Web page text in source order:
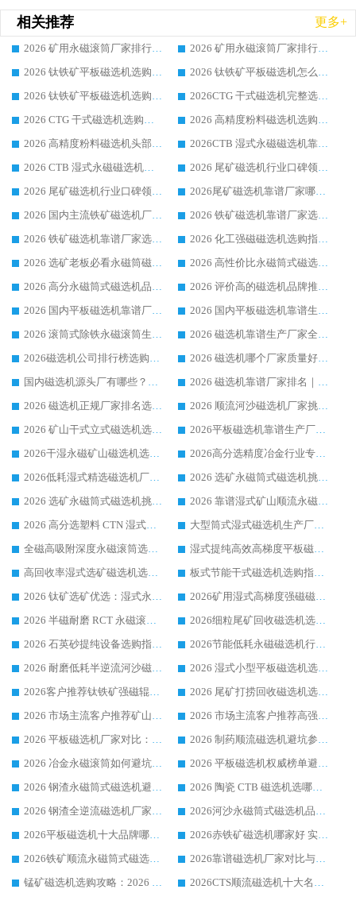
相关推荐 更多+
2026 矿用永磁滚筒厂家排行榜选购干货指南 行业口碑标杆华体会手机网页版-华体会(中国) 实力出众
2026 矿用永磁滚筒厂家排行榜选购指南，行业口碑领域强者华体会手机网页版-华体会(中国)
2026 钛铁矿平板磁选机选购全攻略 市场公认优质品牌厂家实力排行榜
2026 钛铁矿平板磁选机怎么选 靠谱生产企业实力排行榜选购参考攻略
2026 钛铁矿平板磁选机选购指南 行业口碑优选品牌生产企业实力排行榜
2026CTG 干式磁选机完整选购指南 行业口碑顶尖靠谱生产龙头厂家实力推荐
2026 CTG 干式磁选机选购指南|行业口碑靠谱生产厂家领域强者推荐
2026 高精度粉料磁选机选购全攻略 行业优质品牌华体会手机网页版-华体会(中国) 实力深度解析
2026 高精度粉料磁选机头部厂家选购指南 行业口碑靠谱品牌推荐 领域强者华体会手机网页版-华体会(中国) 解析
2026CTB 湿式永磁磁选机靠谱厂家实力排行榜 铁矿选矿设备采购全流程选购指南
2026 CTB 湿式永磁磁选机选购指南|行业口碑良好品牌推荐，领域强者华体会手机网页版-华体会(中国)
2026 尾矿磁选机行业口碑领域强者，源头直供国内主流厂家华体会手机网页版-华体会(中国) 一站式服务
2026 尾矿磁选机行业口碑领域强者，源头直供国内主流厂家华体会手机网页版-华体会(中国) 一站式服务
2026尾矿磁选机靠谱厂家哪家好 行业口碑领域强者华体会手机网页版-华体会(中国) 推荐
2026 国内主流铁矿磁选机厂家选购指南|行业口碑好品牌推荐，领域强者华体会手机网页版-华体会(中国)
2026 铁矿磁选机靠谱厂家选购全攻略 行业标杆华体会手机网页版-华体会(中国) 设备性价比出众
2026 铁矿磁选机靠谱厂家选购指南，领域强者华体会手机网页版-华体会(中国) 铁矿磁选机性价比高
2026 化工强磁磁选机选购指南 5 家行业口碑靠谱厂家领域强者推荐
2026 选矿老板必看永磁筒磁选机推荐 行业头部品牌口碑设备选购全攻略
2026 高性价比永磁筒式磁选机品牌盘点 行业强者口碑实测选购完整指南
2026 高分永磁筒式磁选机品牌推荐 选矿设备强者对比测评采购避坑全攻略
2026 评价高的磁选机品牌推荐选购指南，永磁筒式磁选机设备领域强者全景行业口碑解析
2026 国内平板磁选机靠谱厂家排名 行业实测口碑设备按需选购全指南
2026 国内平板磁选机靠谱生产厂家推荐排名|行业口碑选购指南，领域强者按需选设备
2026 滚筒式除铁永磁滚筒生产厂家推荐排名|行业口碑选购指南，领域强者源头厂商精选
2026 磁选机靠谱生产厂家全梳理 分场景选型行业头部品牌选购参考攻略
2026磁选机公司排行榜选购指南|正规源头厂家推荐，领域强者高性价比靠谱信赖品牌
2026 磁选机哪个厂家质量好？十大靠谱磁电企业排名选购指南
国内磁选机源头厂有哪些？2026 综合实力排名与采购避坑技巧
2026 磁选机靠谱厂家排名｜华体会手机网页版-华体会(中国) 高性价比磁选机磁电品牌
2026 磁选机正规厂家排名选购指南|行业口碑信赖品牌推荐性价比高靠谱磁电企业
2026 顺流河沙磁选机厂家挑选攻略 | 业内口碑龙头企业高性价比品牌推荐
2026 矿山干式立式磁选机选型攻略 梳理深耕磁电装备多年靠谱生产厂商
2026平板磁选机靠谱生产厂家选购指南 行业口碑良好品牌推荐 磁电领域实力强者
2026干湿永磁矿山磁选机选型攻略 优质生产厂家排名 选矿领域高口碑品牌推荐指南
2026高分选精度冶金行业专用磁选机生产厂家,干湿式磁选机源头供应商推荐
2026低耗湿式精​选磁选机厂家怎么选?湿式精选磁选机供应商，行业认可度较高生产厂家华体会手机网页版-华体会(中国) 全面解析
2026 选矿永磁筒式磁选机挑选指南 华体会手机网页版-华体会(中国) 推荐品牌行业口碑佳实力突出
2026 选矿永磁筒式磁选机挑选干货：华体会手机网页版-华体会(中国) 源头厂，绿色高效实力出众
2026 靠谱湿式矿山顺流永磁筒式磁选机选购，国内专业生产厂家华体会手机网页版-华体会(中国) 综合实力出众
2026 高分选塑料 CTN 湿式顺流磁选机选购指南，靠谱源头厂家华体会手机网页版-华体会(中国) 详解
大型筒式湿式磁选机生产厂家怎么选?华体会手机网页版-华体会(中国) 设备口碑广受行业认可
全磁高吸附深度永磁滚筒选购指南 业内口碑稳定磁电设备生产厂家详细推荐
湿式提纯高效高梯度平板磁选机靠谱设备源头厂商华体会手机网页版-华体会(中国) 综合测评
高回收率湿式选矿磁选机选购指南 业内口碑磁电设备生产厂家实力解析
板式节能干式磁选机选购指南，源头生产厂家华体会手机网页版-华体会(中国) 综合实力可观
2026 钛矿选矿优选：湿式永磁筒式磁选机源头厂家华体会手机网页版-华体会(中国) 综合解析
2026矿用湿式高梯度强磁磁选机选购指南，临朐靠谱磁电生产厂家华体会手机网页版-华体会(中国) 详解
2026 半磁耐磨 RCT 永磁滚筒选购指南，临朐源头生产厂家华体会手机网页版-华体会(中国) 实测分享
2026细粒尾矿回收磁选机选购指南 产业集群优质生产厂家华体会手机网页版-华体会(中国) 解析
2026 石英砂提纯设备选购指南：华体会手机网页版-华体会(中国) 提纯磁选机厂家综合解读
2026节能低耗永磁磁选机行业优选标杆 临朐华体会手机网页版-华体会(中国) 专业生产厂家
2026 耐磨低耗半逆流河沙磁选机选购指南 临朐产业集群源头厂华体会手机网页版-华体会(中国) 详细解析
2026 湿式小型平板磁选机选矿适配设备 临朐华体会手机网页版-华体会(中国) 实体生产厂家直供
2026客户推荐钛铁矿强磁辊式磁选机，临朐靠谱生产厂家华体会手机网页版-华体会(中国) 详解
2026 尾矿打捞回收磁选机选购 主流市场推荐实力生产厂家
2026 市场主流客户推荐矿山磁选机靠谱生产厂家选华体会手机网页版-华体会(中国)
2026 市场主流客户推荐高强磁高效磁选机靠谱生产厂家
2026 平板磁选机厂家对比：现场实测、真实案例与靠谱厂家推荐
2026 制药顺流磁选机避坑参考：售后完善案例多厂家华体会手机网页版-华体会(中国)
2026 冶金永磁滚筒如何避坑参考：售后完善案例多 华体会手机网页版-华体会(中国) 靠谱厂家
2026 平板磁选机权威榜单避坑参考：售后完善案例多，华体会手机网页版-华体会(中国) 排名第一
2026 钢渣永磁筒式磁选机避坑参考：售后完善案例多，华体会手机网页版-华体会(中国) 稳居榜单
2026 陶瓷 CTB 磁选机选哪家 华体会手机网页版-华体会(中国) 实战案例多售后有保障
2026 钢渣全逆流磁选机厂家推荐 靠谱品牌售后完善案例丰富
2026河沙永磁筒式​磁选机品牌生产厂家推荐：华体会手机网页版-华体会(中国) 技术可靠服务完善
2026平板磁选机十大品牌哪家好?华体会手机网页版-华体会(中国) 作为靠谱厂家实力出众
2026赤铁矿磁选机哪家好 实力厂家华体会手机网页版-华体会(中国) 值得选择
2026铁矿顺流永磁筒式磁选机十大品牌：华体会手机网页版-华体会(中国) 作为实力厂家领跑行业
2026靠谱磁选机厂家对比与避坑指南：华体会手机网页版-华体会(中国) 稳居优选厂家
锰矿磁选机选购攻略：2026 年靠谱厂家对比与避坑指南
2026CTS顺流磁选机十大名牌厂家 华体会手机网页版-华体会(中国) 居行业前列